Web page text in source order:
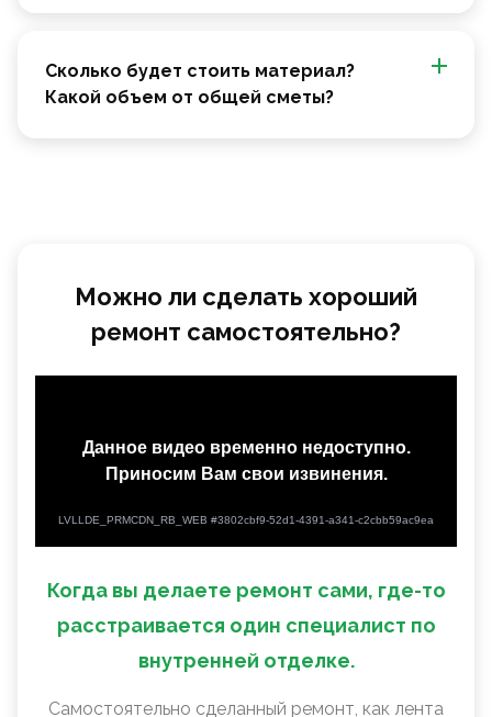
Сколько будет стоить материал?
Какой объем от общей сметы?
Можно ли сделать хороший
ремонт самостоятельно?
Когда вы делаете ремонт сами, где-то
расстраивается один специалист по
внутренней отделке.
Самостоятельно сделанный ремонт, как лента